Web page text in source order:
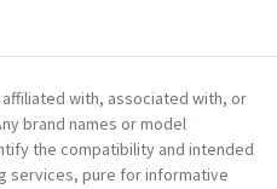
with, associated with, or
brand names or model
the compatibility and intended
services, pure for informative